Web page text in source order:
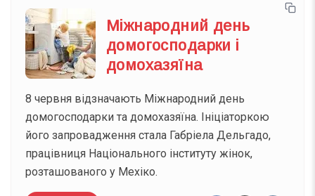
Міжнародний день
домогосподарки і
домохазяїна
8 червня відзначають Міжнародний день
домогосподарки та домохазяїна. Ініціаторкою
його запровадження стала Габріела Дельгадо,
працівниця Національного інституту жінок,
розташованого у Мехіко.